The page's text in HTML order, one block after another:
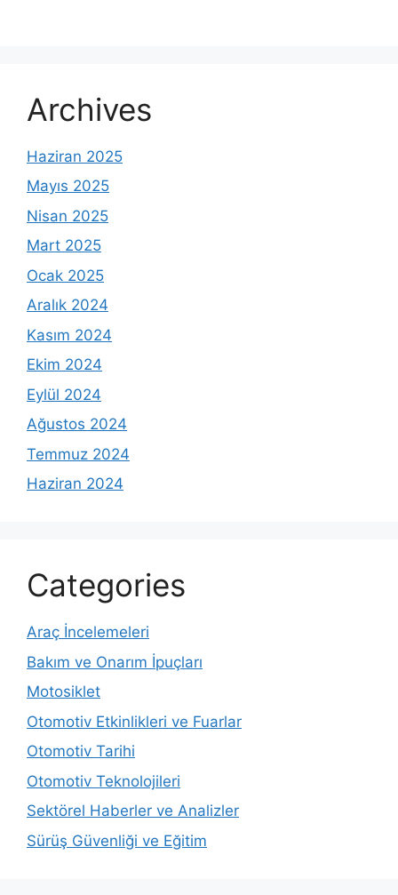
Archives
Haziran 2025
Mayıs 2025
Nisan 2025
Mart 2025
Ocak 2025
Aralık 2024
Kasım 2024
Ekim 2024
Eylül 2024
Ağustos 2024
Temmuz 2024
Haziran 2024
Categories
Araç İncelemeleri
Bakım ve Onarım İpuçları
Motosiklet
Otomotiv Etkinlikleri ve Fuarlar
Otomotiv Tarihi
Otomotiv Teknolojileri
Sektörel Haberler ve Analizler
Sürüş Güvenliği ve Eğitim